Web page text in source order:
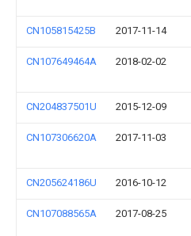
CN105815425B 2017-11-14
CN107649464A 2018-02-02
CN204837501U 2015-12-09
CN107306620A 2017-11-03
CN205624186U 2016-10-12
CN107088565A 2017-08-25